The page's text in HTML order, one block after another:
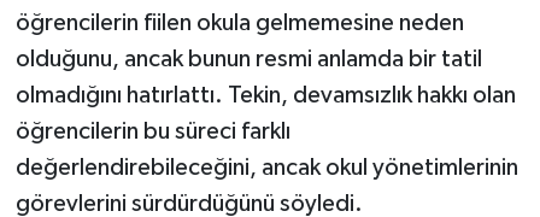
öğrencilerin fiilen okula gelmemesine neden
olduğunu, ancak bunun resmi anlamda bir tatil
olmadığını hatırlattı. Tekin, devamsızlık hakkı olan
öğrencilerin bu süreci farklı
değerlendirebileceğini, ancak okul yönetimlerinin
görevlerini sürdürdüğünü söyledi.